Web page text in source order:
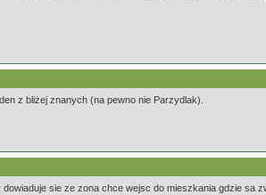
z bliżej znanych (na pewno nie Parzydlak).
sie ze zona chce wejsc do mieszkania gdzie sa